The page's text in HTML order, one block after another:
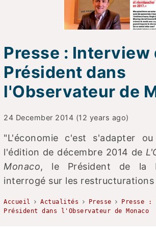
Presse : Interview
Président dans
l'Observateur de
24 December 2014 (12 years ago)
"L'économie c'est s'adapter
l'édition de décembre 2014 de
Monaco, le Président de la
interrogé sur les restructurations
Accueil Actualités Presse
Presse :
Président dans l'Observateur de Monaco